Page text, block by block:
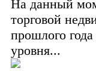
На данный
торговой
прошлого
уровня...